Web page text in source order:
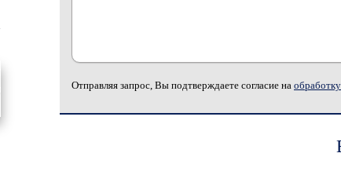
Отправляя запрос, Вы подтверждаете согласие на